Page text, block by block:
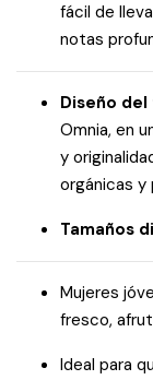
fácil de
notas
Diseño
Omnia, en
y
orgánicas y
Tamaños
Mujeres
fresco,
Ideal para